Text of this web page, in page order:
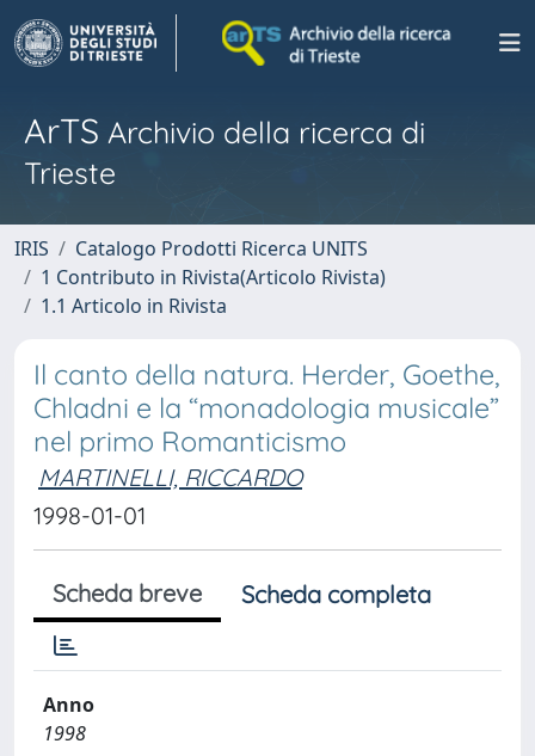
ArTS Archivio della ricerca di
Trieste
IRIS
Catalogo Prodotti Ricerca UNITS
1 Contributo in Rivista(Articolo Rivista)
1.1 Articolo in Rivista
Il canto della natura. Herder, Goethe,
Chladni e la “monadologia musicale”
nel primo Romanticismo
MARTINELLI, RICCARDO
1998-01-01
Scheda breve Scheda completa
Anno
1998